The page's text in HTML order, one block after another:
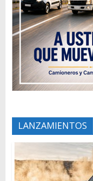
LANZAMIENTOS